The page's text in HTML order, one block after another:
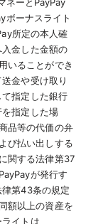
ボーナスライト
所定の本人確
金した金額の
いることができ
金や受け取り
指定した銀行
指定した場
品等の代価の弁
び払い出しする
関する法律第37
が発行す
第43条の規定
額以上の資産を
イトは、